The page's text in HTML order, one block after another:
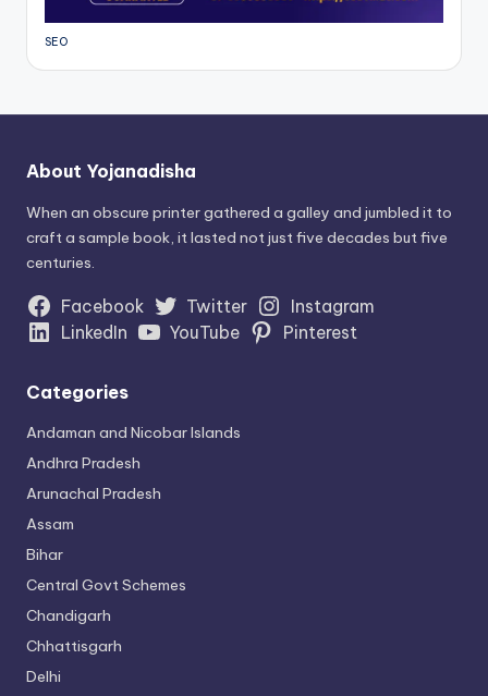
SEO
About Yojanadisha
When an obscure printer gathered a galley and jumbled it to
craft a sample book, it lasted not just five decades but five
centuries.
Facebook Twitter
Instagram
LinkedIn
YouTube Pinterest
Categories
Andaman and Nicobar Islands
Andhra Pradesh
Arunachal Pradesh
Assam
Bihar
Central Govt Schemes
Chandigarh
Chhattisgarh
Delhi